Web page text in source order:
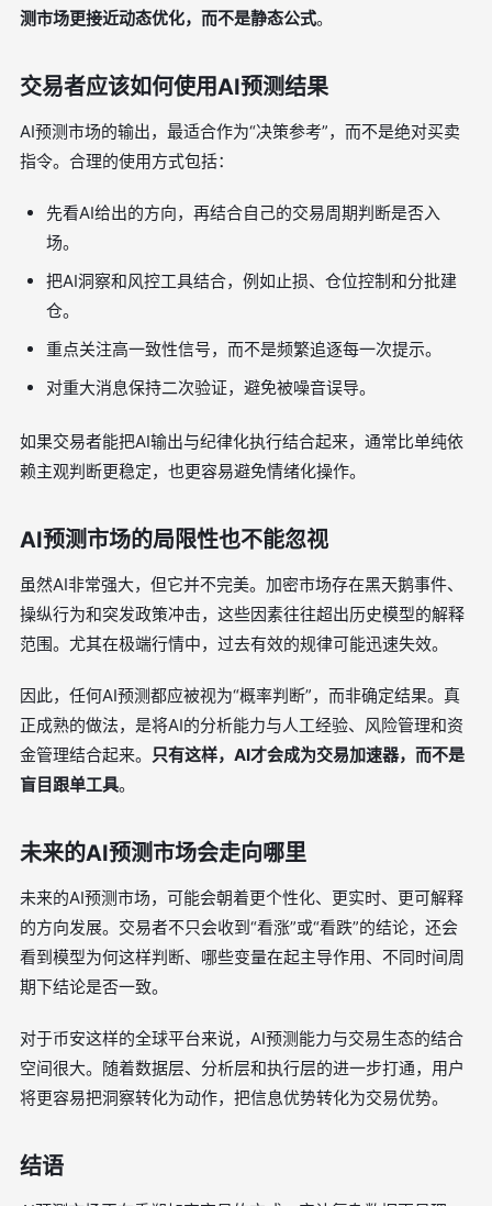
测市场更接近动态优化，而不是静态公式。
交易者应该如何使用AI预测结果
AI预测市场的输出，最适合作为“决策参考”，而不是绝对买卖
指令。合理的使用方式包括：
先看AI给出的方向，再结合自己的交易周期判断是否入
场。
把AI洞察和风控工具结合，例如止损、仓位控制和分批建
仓。
重点关注高一致性信号，而不是频繁追逐每一次提示。
对重大消息保持二次验证，避免被噪音误导。
如果交易者能把AI输出与纪律化执行结合起来，通常比单纯依
赖主观判断更稳定，也更容易避免情绪化操作。
AI预测市场的局限性也不能忽视
虽然AI非常强大，但它并不完美。加密市场存在黑天鹅事件、
操纵行为和突发政策冲击，这些因素往往超出历史模型的解释
范围。尤其在极端行情中，过去有效的规律可能迅速失效。
因此，任何AI预测都应被视为“概率判断”，而非确定结果。真
正成熟的做法，是将AI的分析能力与人工经验、风险管理和资
金管理结合起来。 只有这样，AI才会成为交易加速器，而不是
盲目跟单工具。
未来的AI预测市场会走向哪里
未来的AI预测市场，可能会朝着更个性化、更实时、更可解释
的方向发展。交易者不只会收到“看涨”或“看跌”的结论，还会
看到模型为何这样判断、哪些变量在起主导作用、不同时间周
期下结论是否一致。
对于币安这样的全球平台来说，AI预测能力与交易生态的结合
空间很大。随着数据层、分析层和执行层的进一步打通，用户
将更容易把洞察转化为动作，把信息优势转化为交易优势。
结语